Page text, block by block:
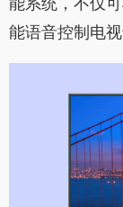
能系统，不仅
能语音控制电